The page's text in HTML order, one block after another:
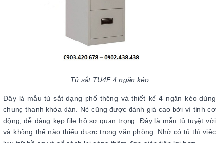
Tủ sắt TU4F 4 ngăn kéo
Đây là mẫu tủ sắt dạng phổ thông và thiết kế 4 ngăn kéo dùng
chung thanh khóa dàn. Nó cũng được đánh giá cao bởi vì tính cơ
động, dễ dàng kẹp file hồ sơ quan trọng. Đây là mẫu tủ tuyệt vời
và không thể nào thiếu được trong văn phòng. Nhờ có tủ thì việc